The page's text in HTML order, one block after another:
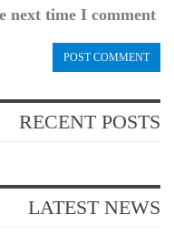
next time I comment.
RECENT POSTS
LATEST NEWS